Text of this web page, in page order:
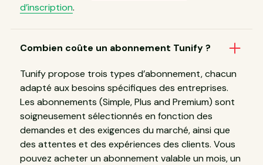
d’inscription.
Combien coûte un abonnement Tunify ?
Tunify propose trois types d’abonnement, chacun
adapté aux besoins spécifiques des entreprises.
Les abonnements (Simple, Plus and Premium) sont
soigneusement sélectionnés en fonction des
demandes et des exigences du marché, ainsi que
des attentes et des expériences des clients. Vous
pouvez acheter un abonnement valable un mois, un